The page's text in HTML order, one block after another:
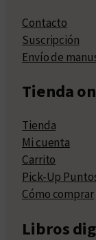
Contacto
Suscripción
Envío de
Tienda
Tienda
Mi cuenta
Carrito
Pick-Up
Cómo comprar
Libros